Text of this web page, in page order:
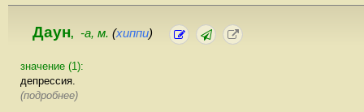
Даун, -а, м. (хиппи)
значение (1):
депрессия.
(подробнее)